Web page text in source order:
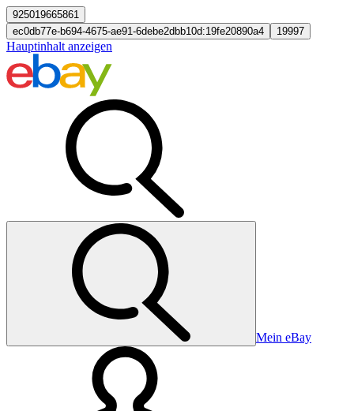
925019665861
ec0db77e-b694-4675-ae91-6debe2dbb10d:19fe20890a4
19997
Hauptinhalt anzeigen
Mein eBay